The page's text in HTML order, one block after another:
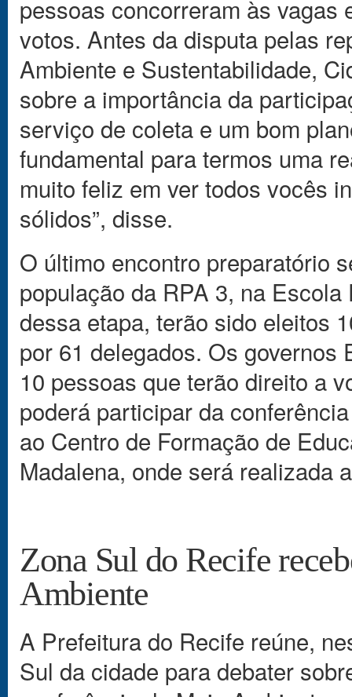
pessoas concorreram às vagas
votos. Antes da disputa pelas
Ambiente e Sustentabilidade,
sobre a importância da
serviço de coleta e um bom
fundamental para termos uma
muito feliz em ver todos vocês
sólidos”, disse.
O último encontro preparatório
população da RPA 3, na
dessa etapa, terão sido eleitos
por 61 delegados. Os governos
10 pessoas que terão direito a
poderá participar da
ao Centro de Formação de
Madalena, onde será realizada
Zona Sul do Recife
Ambiente
A Prefeitura do Recife reúne,
Sul da cidade para debater